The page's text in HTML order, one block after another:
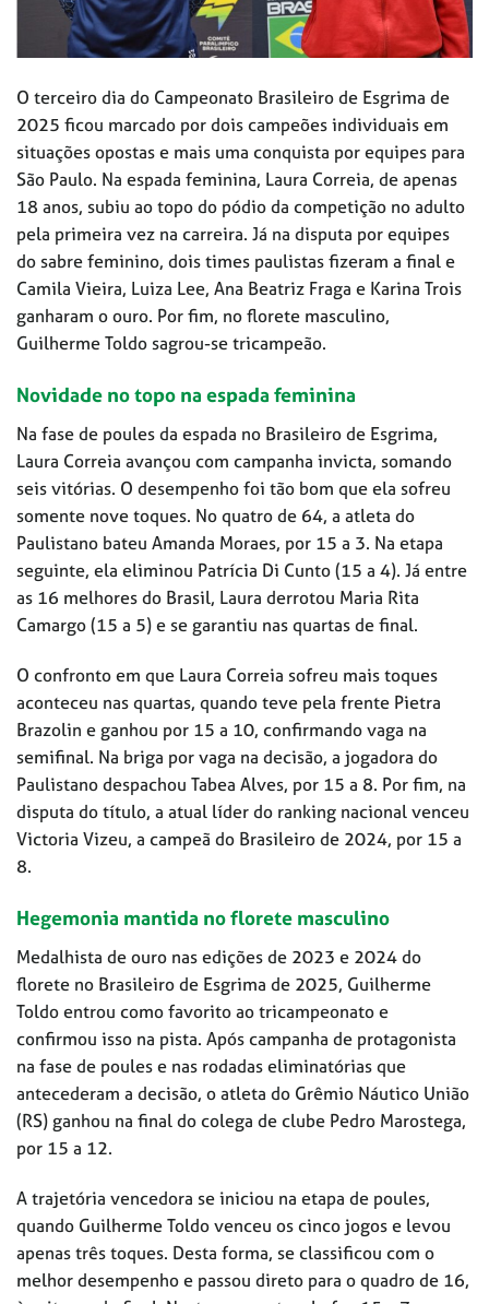
O terceiro dia do Campeonato Brasileiro de Esgrima de
2025 ficou marcado por dois campeões individuais em
situações opostas e mais uma conquista por equipes para
São Paulo. Na espada feminina, Laura Correia, de apenas
18 anos, subiu ao topo do pódio da competição no adulto
pela primeira vez na carreira. Já na disputa por equipes
do sabre feminino, dois times paulistas fizeram a final e
Camila Vieira, Luiza Lee, Ana Beatriz Fraga e Karina Trois
ganharam o ouro. Por fim, no florete masculino,
Guilherme Toldo sagrou-se tricampeão.
Novidade no topo na espada feminina
Na fase de poules da espada no Brasileiro de Esgrima,
Laura Correia avançou com campanha invicta, somando
seis vitórias. O desempenho foi tão bom que ela sofreu
somente nove toques. No quatro de 64, a atleta do
Paulistano bateu Amanda Moraes, por 15 a 3. Na etapa
seguinte, ela eliminou Patrícia Di Cunto (15 a 4). Já entre
as 16 melhores do Brasil, Laura derrotou Maria Rita
Camargo (15 a 5) e se garantiu nas quartas de final.
O confronto em que Laura Correia sofreu mais toques
aconteceu nas quartas, quando teve pela frente Pietra
Brazolin e ganhou por 15 a 10, confirmando vaga na
semifinal. Na briga por vaga na decisão, a jogadora do
Paulistano despachou Tabea Alves, por 15 a 8. Por fim, na
disputa do título, a atual líder do ranking nacional venceu
Victoria Vizeu, a campeã do Brasileiro de 2024, por 15 a
8.
Hegemonia mantida no florete masculino
Medalhista de ouro nas edições de 2023 e 2024 do
florete no Brasileiro de Esgrima de 2025, Guilherme
Toldo entrou como favorito ao tricampeonato e
confirmou isso na pista. Após campanha de protagonista
na fase de poules e nas rodadas eliminatórias que
antecederam a decisão, o atleta do Grêmio Náutico União
(RS) ganhou na final do colega de clube Pedro Marostega,
por 15 a 12.
A trajetória vencedora se iniciou na etapa de poules,
quando Guilherme Toldo venceu os cinco jogos e levou
apenas três toques. Desta forma, se classificou com o
melhor desempenho e passou direto para o quadro de 16,